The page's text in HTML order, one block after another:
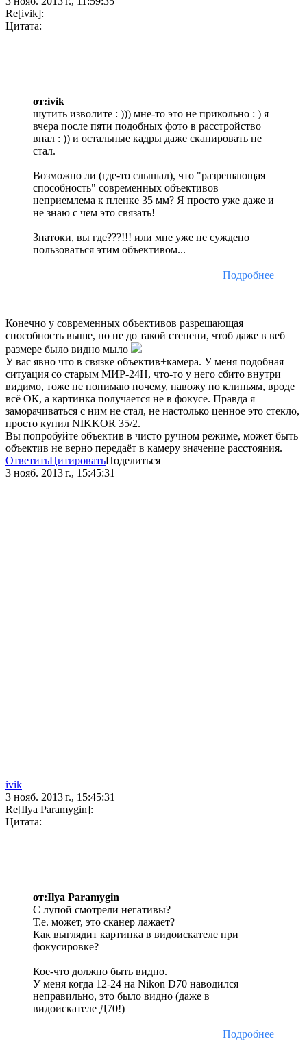
Re[ivik]:
Цитата:
от:ivik
шутить изволите : ))) мне-то это не прикольно : ) я
вчера после пяти подобных фото в расстройство
впал : )) и остальные кадры даже сканировать не
стал.
Возможно ли (где-то слышал), что "разрешающая
способность" современных объективов
неприемлема к пленке 35 мм? Я просто уже даже и
не знаю с чем это связать!
Знатоки, вы где???!!! или мне уже не суждено
пользоваться этим объективом...
Подробнее
Конечно у современных объективов разрешающая
способность выше, но не до такой степени, чтоб даже в веб
размере было видно мыло
У вас явно что в связке объектив+камера. У меня подобная
ситуация со старым МИР-24Н, что-то у него сбито внутри
видимо, тоже не понимаю почему, навожу по клиньям, вроде
всё ОК, а картинка получается не в фокусе. Правда я
заморачиваться с ним не стал, не настолько ценное это стекло,
просто купил NIKKOR 35/2.
Вы попробуйте объектив в чисто ручном режиме, может быть
объектив не верно передаёт в камеру значение расстояния.
ОтветитьЦитироватьПоделиться
3 нояб. 2013 г., 15:45:31
ivik
3 нояб. 2013 г., 15:45:31
Re[Ilya Paramygin]:
Цитата:
от:Ilya Paramygin
С лупой смотрели негативы?
Т.е. может, это сканер лажает?
Как выглядит картинка в видоискателе при
фокусировке?
Кое-что должно быть видно.
У меня когда 12-24 на Nikon D70 наводился
неправильно, это было видно (даже в
видоискателе Д70!)
Подробнее